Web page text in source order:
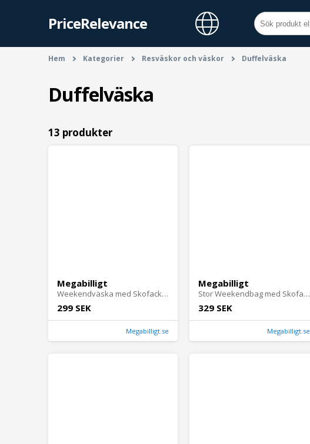
PriceRelevance
Hem Kategorier Resväskor och väskor Duffelväska
Duffelväska
13 produkter
Megabilligt
Weekendväska med Skofack i Flätat PU-Läder Skinn Träningsväska Svart
299 SEK
Megabilligt.se
Megabilligt
Stor Weekendbag med Skofack i Svart Läder Skinn Träningsväska
329 SEK
Megabilligt.se